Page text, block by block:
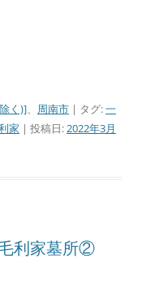
く)] 周南市 | タグ:一
家 | 投稿日: 2022年3月
利家墓所②